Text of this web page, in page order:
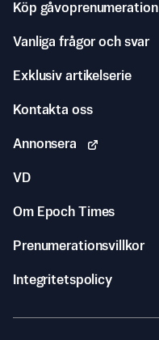
Köp gåvoprenumeration
Vanliga frågor och svar
Exklusiv artikelserie
Kontakta oss
Annonsera
VD
Om Epoch Times
Prenumerationsvillkor
Integritetspolicy